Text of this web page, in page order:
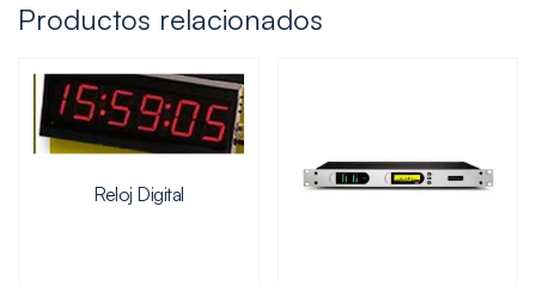
Productos relacionados
Reloj Digital